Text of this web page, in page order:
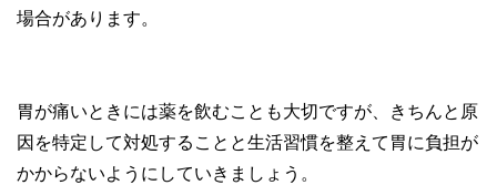
場合があります。
胃が痛いときには薬を飲むことも大切ですが、きちんと原
因を特定して対処することと生活習慣を整えて胃に負担が
かからないようにしていきましょう。